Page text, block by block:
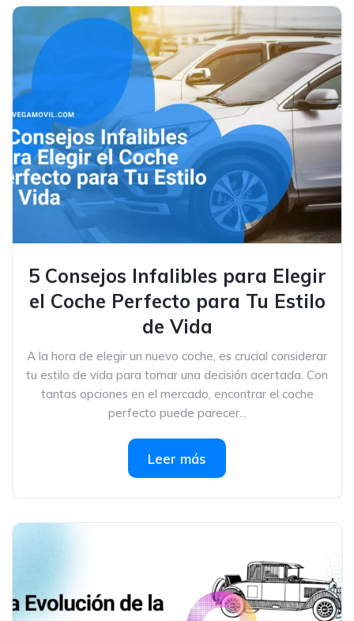
5 Consejos Infalibles para Elegir
el Coche Perfecto para Tu Estilo
de Vida
A la hora de elegir un nuevo coche, es crucial considerar
tu estilo de vida para tomar una decisión acertada. Con
tantas opciones en el mercado, encontrar el coche
perfecto puede parecer...
Leer más